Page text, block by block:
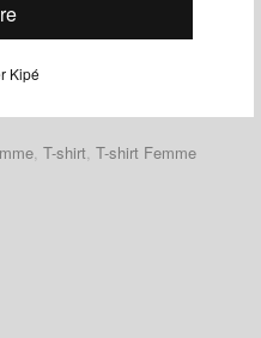
Kipé
à ma liste d'envies
, T-shirt, T-shirt Femme